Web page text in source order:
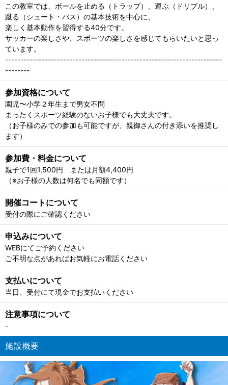
この教室では、ボールを止める（トラップ）、運ぶ（ドリブル）、
蹴る（シュート・パス）の基本技術を中心に、
楽しく基本動作を習得する40分です。
サッカーの楽しさや、スポーツの楽しさを感じてもらいたいと思っ
ています。
-----------------------------------------------------------------------
--------
参加資格について
園児〜小学２年生まで男女不問
まったくスポーツ経験のないお子様でも大丈夫です。
（お子様のみでの参加も可能ですが、親御さんの付き添いを推奨し
ます）
参加費・料金について
親子で1回1,500円 または月額4,400円
（※お子様の人数は何名でも同額です）
開催コートについて
受付の際にご確認ください
申込みについて
WEBにてご予約ください
ご不明な点があればお気軽にお電話ください
支払いについて
当日、受付にて現金でお支払いください
注意事項について
-
施設概要